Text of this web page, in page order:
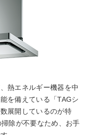
熱エネルギー機器を中
を備えている「TAGシ
展開しているのが特
除が不要なため、お手